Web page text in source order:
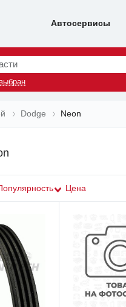
Автосервисы
Dodge Neon
Цена